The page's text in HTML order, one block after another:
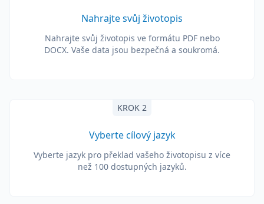
Nahrajte svůj životopis
Nahrajte svůj životopis ve formátu PDF nebo
DOCX. Vaše data jsou bezpečná a soukromá.
KROK 2
Vyberte cílový jazyk
Vyberte jazyk pro překlad vašeho životopisu z více
než 100 dostupných jazyků.